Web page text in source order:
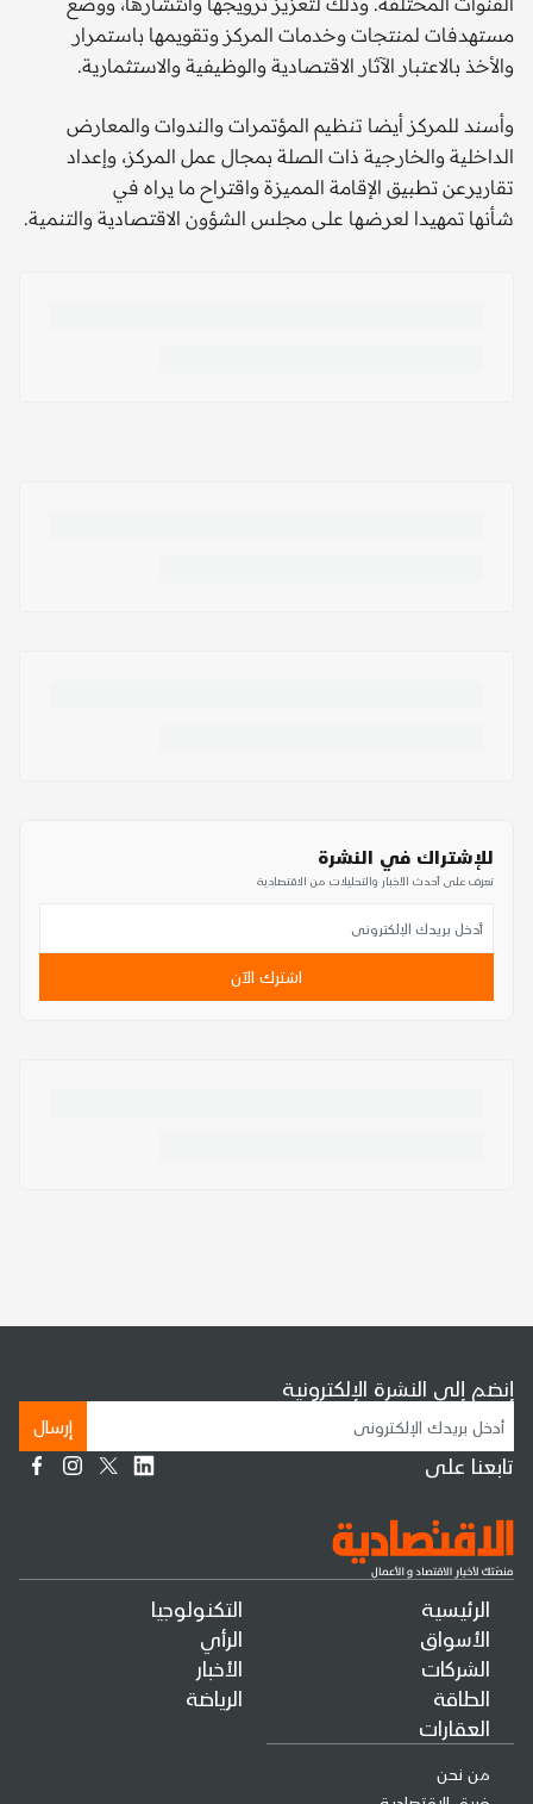
مستهدفات لمنتجات وخدمات المركز وتقويمها باستمرار
والأخذ بالاعتبار الآثار الاقتصادية والوظيفية والاستثمارية.
وأسند للمركز أيضا تنظيم المؤتمرات والندوات والمعارض
الداخلية والخارجية ذات الصلة بمجال عمل المركز، وإعداد
تقاريرعن تطبيق الإقامة المميزة واقتراح ما يراه في
شأنها تمهيدا لعرضها على مجلس الشؤون الاقتصادية والتنمية.
للإشتراك في النشرة
تعرف على أحدث الأخبار والتحليلات من الاقتصادية
اشترك الآن
الرئيسية
الأسواق
الشركات
الطاقة
العقارات
التكنولوجيا
الرأي
الأخبار
الرياضة
من نحن
إنضم إلى النشرة الإلكترونية
إرسال
تابعنا على